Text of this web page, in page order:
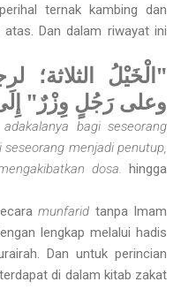
ternak kambing dan
Dan dalam riwayat ini
"الْخَيْلُ الثلاثة؛
وعلى رَجُلٍ وِزْرٌ"
bagi seseorang
menjadi penutup,
dosa. hingga
munfarid tanpa Imam
lengkap melalui hadis
Dan untuk perincian
di dalam kitab zakat